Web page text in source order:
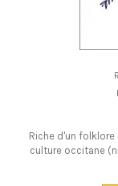
Riche d'un
culture occitane
populaires par
l’espina, instrument